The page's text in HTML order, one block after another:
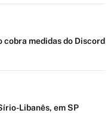
cobra medidas do Discord
Libanês, em SP